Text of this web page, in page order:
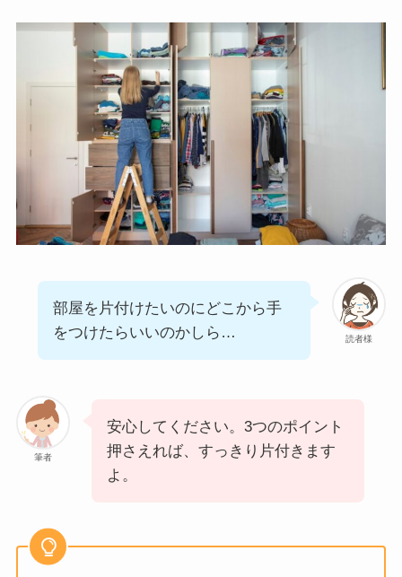
読者様
部屋を片付けたいのにどこから手
をつけたらいいのかしら…
筆者
安心してください。3つのポイント
押さえれば、すっきり片付きます
よ。